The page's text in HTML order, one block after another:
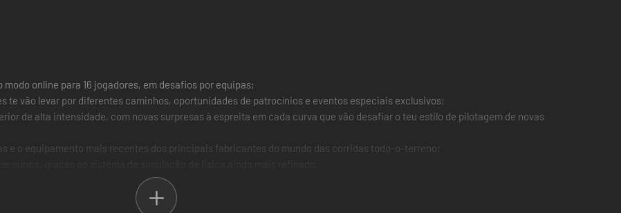
online para 16 jogadores, em desafios por equipas;
te vão levar por diferentes caminhos, oportunidades de patrocínios e eventos especiais exclusivos;
de alta intensidade, com novas surpresas à espreita em cada curva que vão desafiar o teu estilo de pilotagem de novas
e o equipamento mais recentes dos principais fabricantes do mundo das corridas todo-o-terreno;